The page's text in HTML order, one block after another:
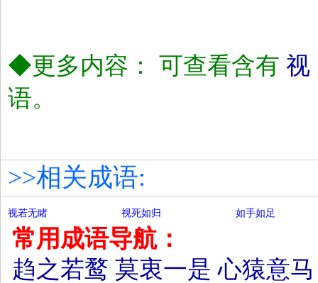
◆更多内容： 可查看含有 视
语。
>>相关成语:
视若无睹 视死如归 如手如足
常用成语导航：
趋之若鹜 莫衷一是 心猿意马